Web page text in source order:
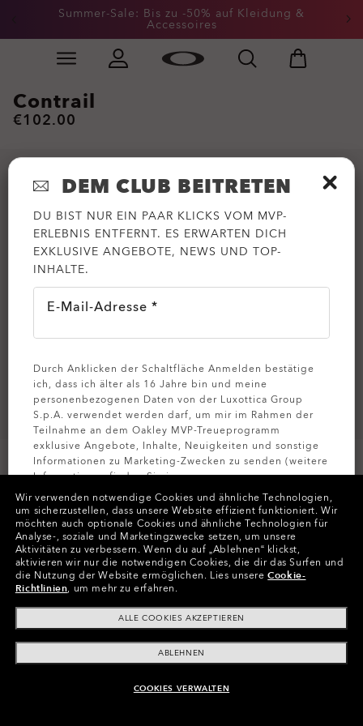
Skip to
Summer-Sale: Bis zu -50% auf Kleidung &
Accessoires
Slide 2 of 3. Summer-Sale: Bis zu -50% auf Kleidung &
ONLINE NICHT VERFÜGBAR, ÄHNLICHE
Contrail
€102.00
Größe:Eine Größe für alle
Größenanleitung ansehen
In Raten zahlen
Wir verwenden notwendige Cookies und ähnliche Technologien,
um sicherzustellen, dass unsere Website effizient funktioniert. Wir
möchten auch optionale Cookies und ähnliche Technologien für
Analyse-, soziale und Marketingzwecke setzen, um unsere
Aktivitäten zu verbessern. Wenn du auf „Ablehnen“ klickst,
aktivieren wir nur die notwendigen Cookies, die dir das Surfen und
die Nutzung der Website ermöglichen. Lies unsereCookie-
Richtlinien, um mehr zu erfahren.
ALLE COOKIES AKZEPTIEREN
ABLEHNEN
COOKIES VERWALTEN
DEM CLUB BEITRETEN
DU BIST NUR EIN PAAR KLICKS VOM MVP-
ERLEBNIS ENTFERNT. ES ERWARTEN DICH
EXKLUSIVE ANGEBOTE, NEWS UND TOP-
INHALTE.
E-Mail-Adresse *
Durch Anklicken der Schaltfläche Anmelden bestätige
ich, dass ich älter als 16 Jahre bin und meine
personenbezogenen Daten von der Luxottica Group
S.p.A. verwendet werden darf, um mir im Rahmen der
Teilnahme an dem Oakley MVP-Treueprogramm
exklusive Angebote, Inhalte, Neuigkeiten und sonstige
Informationen zu Marketing-Zwecken zu senden (weitere
Informationen finden Sie in unserer
Datenschutzbestimmungen ).
MELDEN SIE